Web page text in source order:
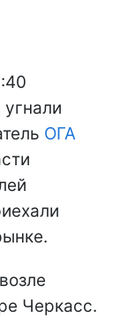
ОГА
Черкасс.